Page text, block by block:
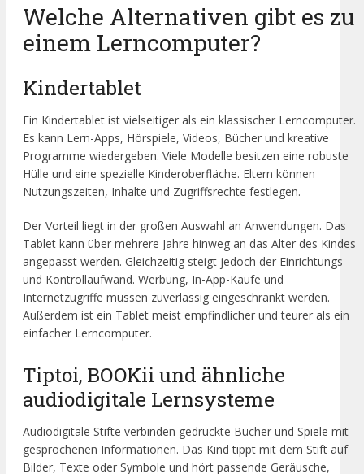
Welche Alternativen gibt es zu
einem Lerncomputer?
Kindertablet
Ein Kindertablet ist vielseitiger als ein klassischer Lerncomputer.
Es kann Lern-Apps, Hörspiele, Videos, Bücher und kreative
Programme wiedergeben. Viele Modelle besitzen eine robuste
Hülle und eine spezielle Kinderoberfläche. Eltern können
Nutzungszeiten, Inhalte und Zugriffsrechte festlegen.
Der Vorteil liegt in der großen Auswahl an Anwendungen. Das
Tablet kann über mehrere Jahre hinweg an das Alter des Kindes
angepasst werden. Gleichzeitig steigt jedoch der Einrichtungs-
und Kontrollaufwand. Werbung, In-App-Käufe und
Internetzugriffe müssen zuverlässig eingeschränkt werden.
Außerdem ist ein Tablet meist empfindlicher und teurer als ein
einfacher Lerncomputer.
Tiptoi, BOOKii und ähnliche
audiodigitale Lernsysteme
Audiodigitale Stifte verbinden gedruckte Bücher und Spiele mit
gesprochenen Informationen. Das Kind tippt mit dem Stift auf
Bilder, Texte oder Symbole und hört passende Geräusche,